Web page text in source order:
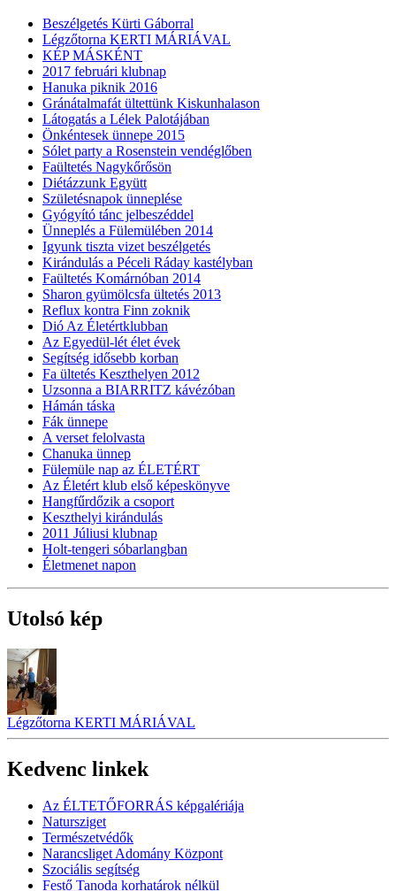
Beszélgetés Kürti Gáborral
Légzőtorna KERTI MÁRIÁVAL
KÉP MÁSKÉNT
2017 februári klubnap
Hanuka piknik 2016
Gránátalmafát ültettünk Kiskunhalason
Látogatás a Lélek Palotájában
Önkéntesek ünnepe 2015
Sólet party a Rosenstein vendéglőben
Faültetés Nagykőrősön
Diétázzunk Együtt
Születésnapok ünneplése
Gyógyító tánc jelbeszéddel
Ünneplés a Fülemülében 2014
Igyunk tiszta vizet beszélgetés
Kirándulás a Péceli Ráday kastélyban
Faültetés Komárnóban 2014
Sharon gyümölcsfa ültetés 2013
Reflux kontra Finn zoknik
Dió Az Életértklubban
Az Egyedül-lét élet évek
Segítség idősebb korban
Fa ültetés Keszthelyen 2012
Uzsonna a BIARRITZ kávézóban
Hámán táska
Fák ünnepe
A verset felolvasta
Chanuka ünnep
Fülemüle nap az ÉLETÉRT
Az Életért klub első képeskönyve
Hangfűrdőzik a csoport
Keszthelyi kirándulás
2011 Júliusi klubnap
Holt-tengeri sóbarlangban
Életmenet napon
Utolsó kép
Légzőtorna KERTI MÁRIÁVAL
Kedvenc linkek
Az ÉLTETŐFORRÁS képgalériája
Natursziget
Természetvédők
Narancsliget Adomány Központ
Szociális segítség
Festő Tanoda korhatárok nélkül